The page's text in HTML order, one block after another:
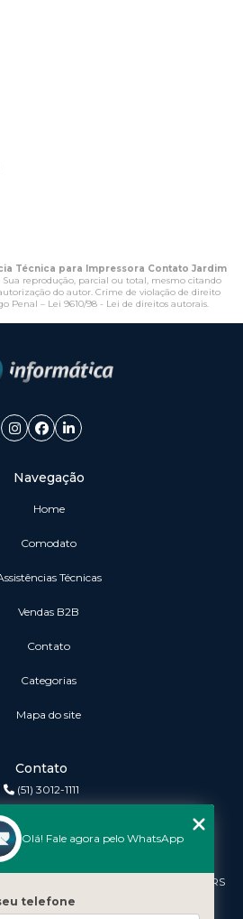
Técnica para Impressora Contato Jardim
Sua reprodução, parcial ou total, mesmo citando
do autor. Crime de violação de direito
Penal – Lei 9610/98 - Lei de direitos autorais.
Navegação
Home
Comodato
Assistências Técnicas
vendas B2B
Contato
Categorias
Mapa do site
Contato
(51) 3012-1111
Endereço
Lojas 7 e 8 - Petrópolis - Porto Alegre - RS
- 90410-007
Olá! Fale agora pelo WhatsApp
telefone